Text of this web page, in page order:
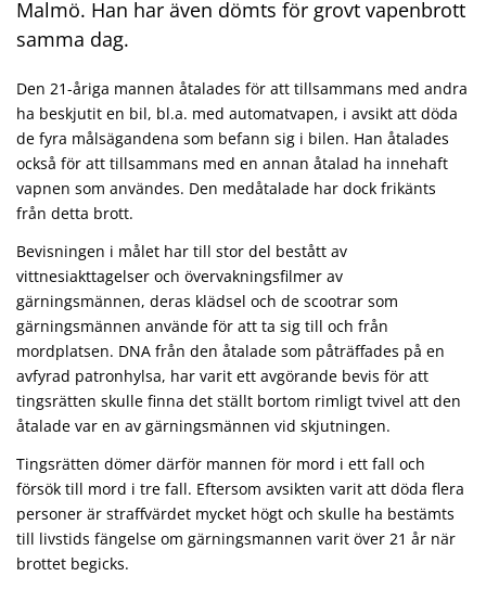
Malmö. Han har även dömts för grovt vapenbrott
samma dag.
Den 21-åriga mannen åtalades för att tillsammans med andra
ha beskjutit en bil, bl.a. med automatvapen, i avsikt att döda
de fyra målsägandena som befann sig i bilen. Han åtalades
också för att tillsammans med en annan åtalad ha innehaft
vapnen som användes. Den medåtalade har dock frikänts
från detta brott.
Bevisningen i målet har till stor del bestått av
vittnesiakttagelser och övervakningsfilmer av
gärningsmännen, deras klädsel och de scootrar som
gärningsmännen använde för att ta sig till och från
mordplatsen. DNA från den åtalade som påträffades på en
avfyrad patronhylsa, har varit ett avgörande bevis för att
tingsrätten skulle finna det ställt bortom rimligt tvivel att den
åtalade var en av gärningsmännen vid skjutningen.
Tingsrätten dömer därför mannen för mord i ett fall och
försök till mord i tre fall. Eftersom avsikten varit att döda flera
personer är straffvärdet mycket högt och skulle ha bestämts
till livstids fängelse om gärningsmannen varit över 21 år när
brottet begicks.